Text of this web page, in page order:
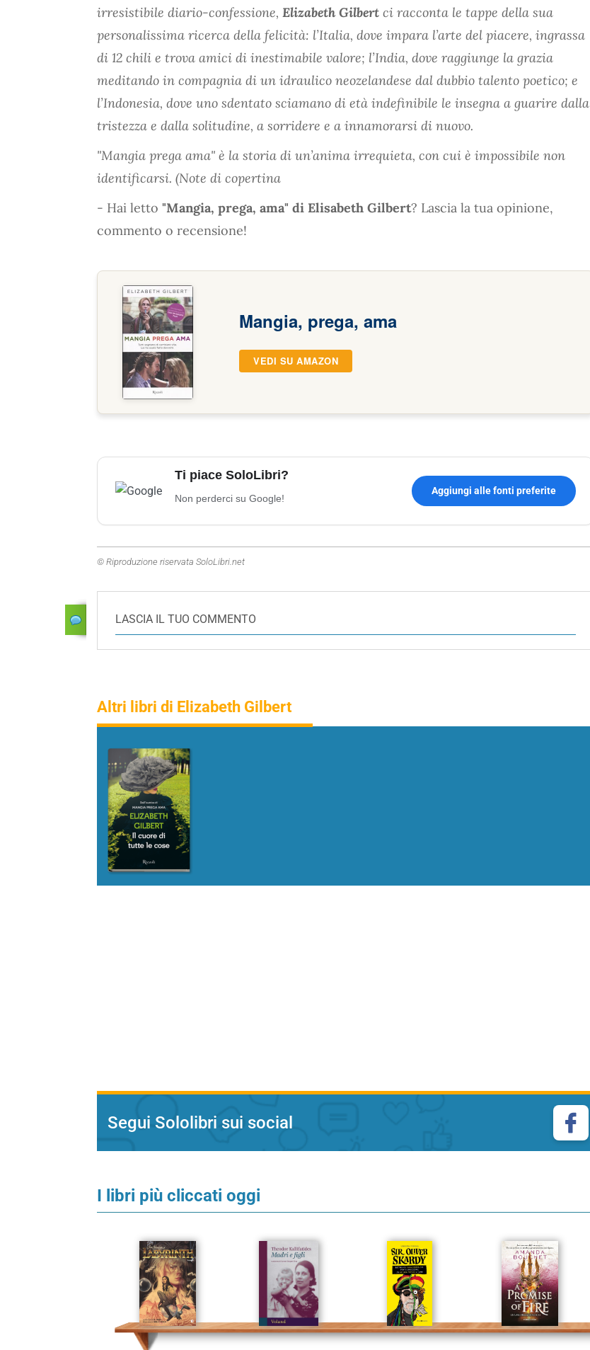
irresistibile diario-confessione, Elizabeth Gilbert ci racconta le tappe della sua
personalissima ricerca della felicità: l’Italia, dove impara l’arte del piacere, ingrassa
di 12 chili e trova amici di inestimabile valore; l’India, dove raggiunge la grazia
meditando in compagnia di un idraulico neozelandese dal dubbio talento poetico; e
l’Indonesia, dove uno sdentato sciamano di età indefinibile le insegna a guarire dalla
tristezza e dalla solitudine, a sorridere e a innamorarsi di nuovo.
"Mangia prega ama" è la storia di un’anima irrequieta, con cui è impossibile non
identificarsi. (Note di copertina
- Hai letto "Mangia, prega, ama" di Elisabeth Gilbert? Lascia la tua opinione,
commento o recensione!
Mangia, prega, ama
VEDI SU AMAZON
Ti piace SoloLibri?
Non perderci su Google!
Aggiungi alle fonti preferite
© Riproduzione riservata SoloLibri.net
LASCIA IL TUO COMMENTO
Altri libri di Elizabeth Gilbert
Segui Sololibri sui social
I libri più cliccati oggi